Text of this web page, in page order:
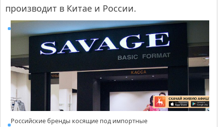
производит в Китае и России.
Российские бренды косящие под импортные